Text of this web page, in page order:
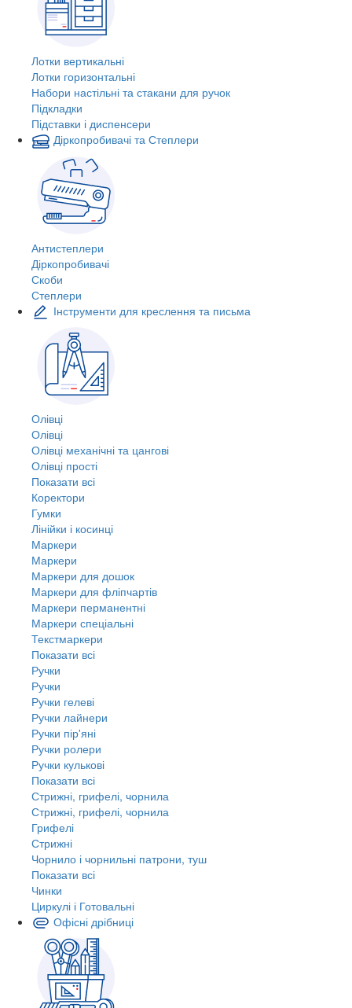
Лотки вертикальні
Лотки горизонтальні
Набори настільні та стакани для ручок
Підкладки
Підставки і диспенсери
Діркопробивачі та Степлери
Антистеплери
Діркопробивачі
Скоби
Степлери
Інструменти для креслення та письма
Олівці
Олівці
Олівці механічні та цангові
Олівці прості
Показати всі
Коректори
Гумки
Лінійки і косинці
Маркери
Маркери
Маркери для дошок
Маркери для фліпчартів
Маркери перманентні
Маркери спеціальні
Текстмаркери
Показати всі
Ручки
Ручки
Ручки гелеві
Ручки лайнери
Ручки пір'яні
Ручки ролери
Ручки кулькові
Показати всі
Стрижні, грифелі, чорнила
Стрижні, грифелі, чорнила
Грифелі
Стрижні
Чорнило і чорнильні патрони, туш
Показати всі
Чинки
Циркулі і Готовальні
Офісні дрібниці